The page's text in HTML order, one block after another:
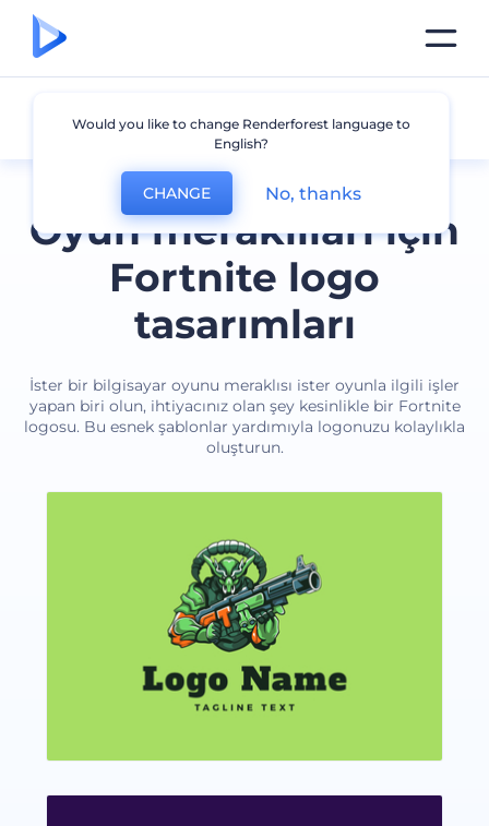
Oyun meraklıları için
Fortnite logo
tasarımları
İster bir bilgisayar oyunu meraklısı ister oyunla ilgili işler
yapan biri olun, ihtiyacınız olan şey kesinlikle bir Fortnite
logosu. Bu esnek şablonlar yardımıyla logonuzu kolaylıkla
oluşturun.
Fortnite
Would you like to change Renderforest language to
English?
CHANGE No, thanks